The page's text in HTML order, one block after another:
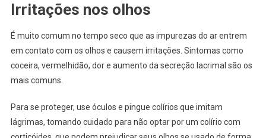
Irritações nos olhos
É muito comum no tempo seco que as impurezas do ar entrem
em contato com os olhos e causem irritações. Sintomas como
coceira, vermelhidão, dor e aumento da secreção lacrimal são os
mais comuns.
Para se proteger, use óculos e pingue colírios que imitam
lágrimas, tomando cuidado para não optar por um colírio com